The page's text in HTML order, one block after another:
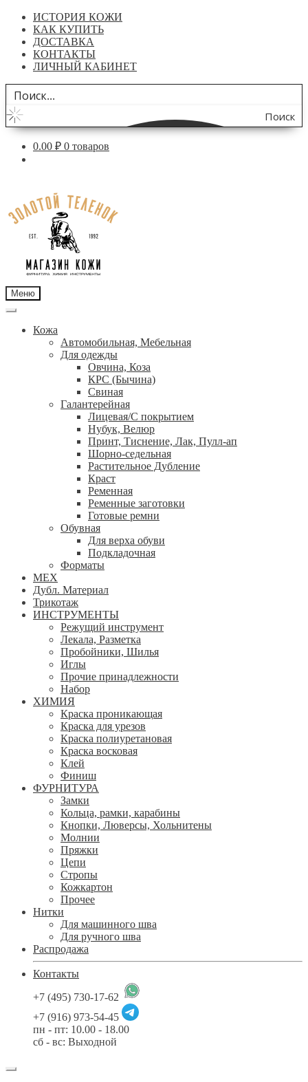
ИСТОРИЯ КОЖИ
КАК КУПИТЬ
ДОСТАВКА
КОНТАКТЫ
ЛИЧНЫЙ КАБИНЕТ
Поиск
по
0.00 ₽ 0 товаров
навигации
содержимому
Меню
Кожа
Автомобильная, Мебельная
Для одежды
Овчина, Коза
КРС (Бычина)
Свиная
Галантерейная
Лицевая/С покрытием
Нубук, Велюр
Принт, Тиснение, Лак, Пулл-ап
Шорно-седельная
Растительное Дубление
Краст
Ременная
Ременные заготовки
Готовые ремни
Обувная
Для верха обуви
Подкладочная
Форматы
МЕХ
Дубл. Материал
Трикотаж
ИНСТРУМЕНТЫ
Режущий инструмент
Лекала, Разметка
Пробойники, Шилья
Иглы
Прочие принадлежности
Набор
ХИМИЯ
Краска проникающая
Краска для урезов
Краска полиуретановая
Краска восковая
Клей
Финиш
ФУРНИТУРА
Замки
Кольца, рамки, карабины
Кнопки, Люверсы, Хольнитены
Молнии
Пряжки
Цепи
Стропы
Кожкартон
Прочее
Нитки
Для машинного шва
Для ручного шва
Распродажа
Контакты
+7 (495) 730-17-62
+7 (916) 973-54-45
пн - пт: 10.00 - 18.00
сб - вс: Выходной